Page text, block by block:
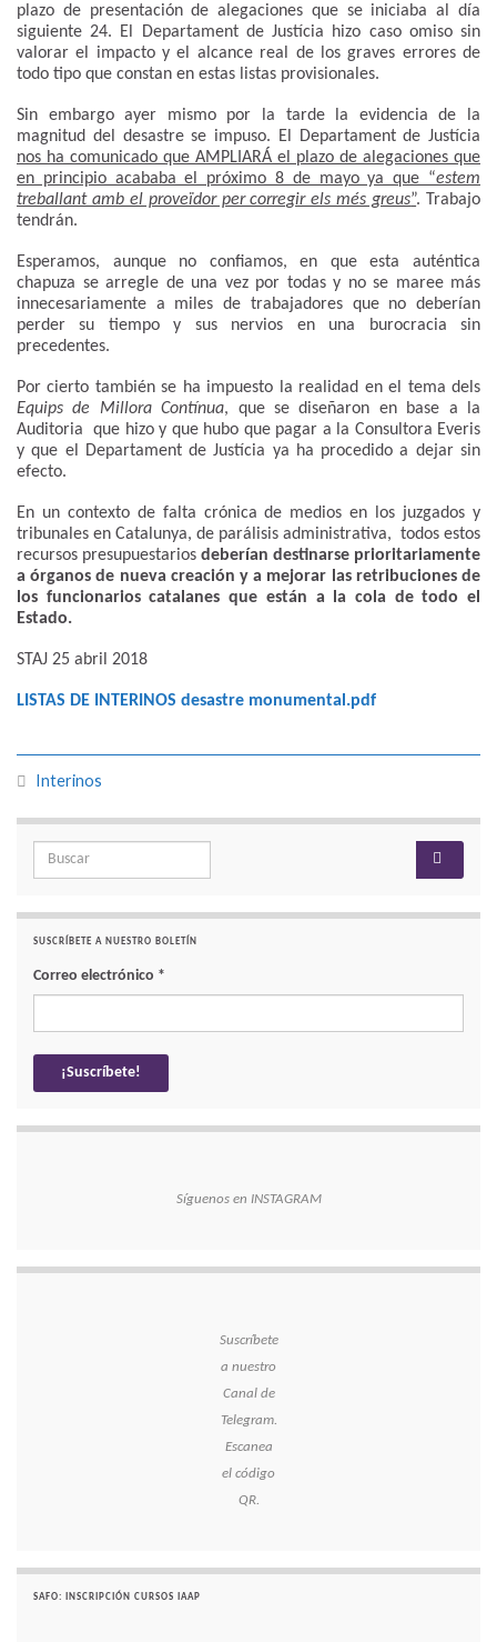
plazo de presentación de alegaciones que se iniciaba al día
siguiente 24. El Departament de Justícia hizo caso omiso sin
valorar el impacto y el alcance real de los graves errores de
todo tipo que constan en estas listas provisionales.
Sin embargo ayer mismo por la tarde la evidencia de la
magnitud del desastre se impuso. El Departament de Justícia
nos ha comunicado que AMPLIARÁ el plazo de alegaciones que
en principio acababa el próximo 8 de mayo ya que “estem
treballant amb el proveïdor per corregir els més greus”. Trabajo
tendrán.
Esperamos, aunque no confiamos, en que esta auténtica
chapuza se arregle de una vez por todas y no se maree más
innecesariamente a miles de trabajadores que no deberían
perder su tiempo y sus nervios en una burocracia sin
precedentes.
Por cierto también se ha impuesto la realidad en el tema dels
Equips de Millora Contínua, que se diseñaron en base a la
Auditoria que hizo y que hubo que pagar a la Consultora Everis
y que el Departament de Justícia ya ha procedido a dejar sin
efecto.
En un contexto de falta crónica de medios en los juzgados y
tribunales en Catalunya, de parálisis administrativa, todos estos
recursos presupuestarios deberían destinarse prioritariamente
a órganos de nueva creación y a mejorar las retribuciones de
los funcionarios catalanes que están a la cola de todo el
Estado.
STAJ 25 abril 2018
LISTAS DE INTERINOS desastre monumental.pdf
Interinos
Search for:
SUSCRÍBETE A NUESTRO BOLETÍN
Correo electrónico *
Síguenos en INSTAGRAM
Suscríbete
a nuestro
Canal de
Telegram.
Escanea
el código
QR.
SAFO: INSCRIPCIÓN CURSOS IAAP